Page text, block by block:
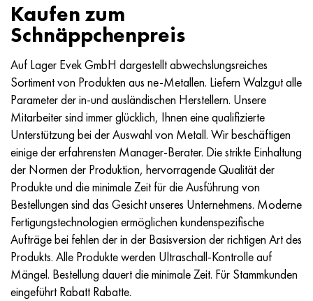
Kaufen zum
Schnäppchenpreis
Auf Lager Evek GmbH dargestellt abwechslungsreiches
Sortiment von Produkten aus ne-Metallen. Liefern Walzgut alle
Parameter der in-und ausländischen Herstellern. Unsere
Mitarbeiter sind immer glücklich, Ihnen eine qualifizierte
Unterstützung bei der Auswahl von Metall. Wir beschäftigen
einige der erfahrensten Manager-Berater. Die strikte Einhaltung
der Normen der Produktion, hervorragende Qualität der
Produkte und die minimale Zeit für die Ausführung von
Bestellungen sind das Gesicht unseres Unternehmens. Moderne
Fertigungstechnologien ermöglichen kundenspezifische
Aufträge bei fehlen der in der Basisversion der richtigen Art des
Produkts. Alle Produkte werden Ultraschall-Kontrolle auf
Mängel. Bestellung dauert die minimale Zeit. Für Stammkunden
eingeführt Rabatt Rabatte.